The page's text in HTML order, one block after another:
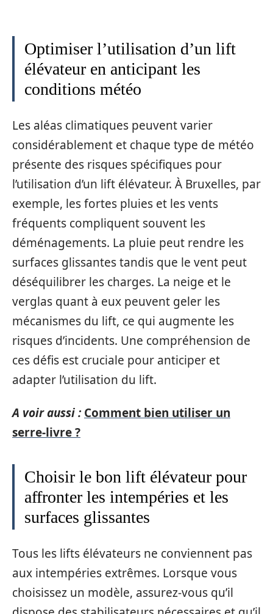
Optimiser l’utilisation d’un lift
élévateur en anticipant les
conditions météo
Les aléas climatiques peuvent varier
considérablement et chaque type de météo
présente des risques spécifiques pour
l’utilisation d’un lift élévateur. À Bruxelles, par
exemple, les fortes pluies et les vents
fréquents compliquent souvent les
déménagements. La pluie peut rendre les
surfaces glissantes tandis que le vent peut
déséquilibrer les charges. La neige et le
verglas quant à eux peuvent geler les
mécanismes du lift, ce qui augmente les
risques d’incidents. Une compréhension de
ces défis est cruciale pour anticiper et
adapter l’utilisation du lift.
A voir aussi : Comment bien utiliser un
serre-livre ?
Choisir le bon lift élévateur pour
affronter les intempéries et les
surfaces glissantes
Tous les lifts élévateurs ne conviennent pas
aux intempéries extrêmes. Lorsque vous
choisissez un modèle, assurez-vous qu’il